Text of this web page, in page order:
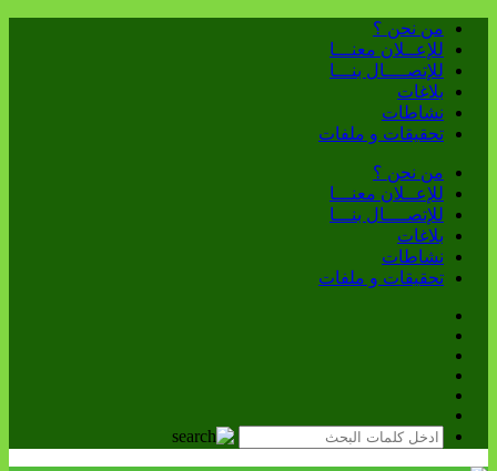
من نحن ؟
للإعــلان معنـــا
للإتصــــال بنـــا
بلاغات
نشاطات
تحقيقات و ملفات
من نحن ؟
للإعــلان معنـــا
للإتصــــال بنـــا
بلاغات
نشاطات
تحقيقات و ملفات